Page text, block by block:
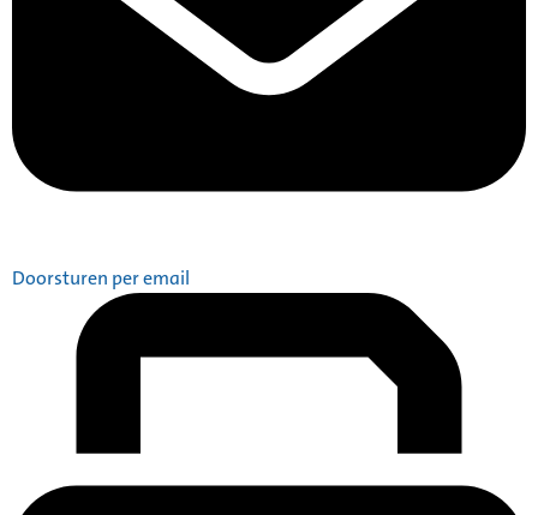
Doorsturen per email